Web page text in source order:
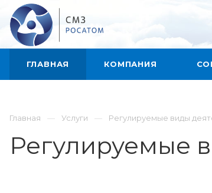
ГЛАВНАЯ КОМПАНИЯ
Главная Услуги Регулируемые виды
Регулируемые